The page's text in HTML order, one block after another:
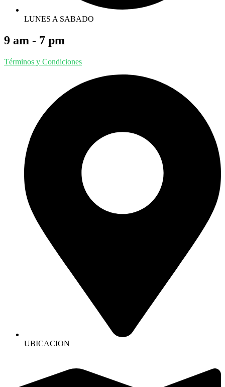
LUNES A SABADO
9 am - 7 pm
Términos y Condiciones
UBICACION